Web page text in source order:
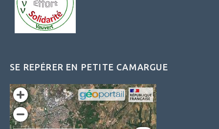
SE REPÉRER EN PETITE CAMARGUE